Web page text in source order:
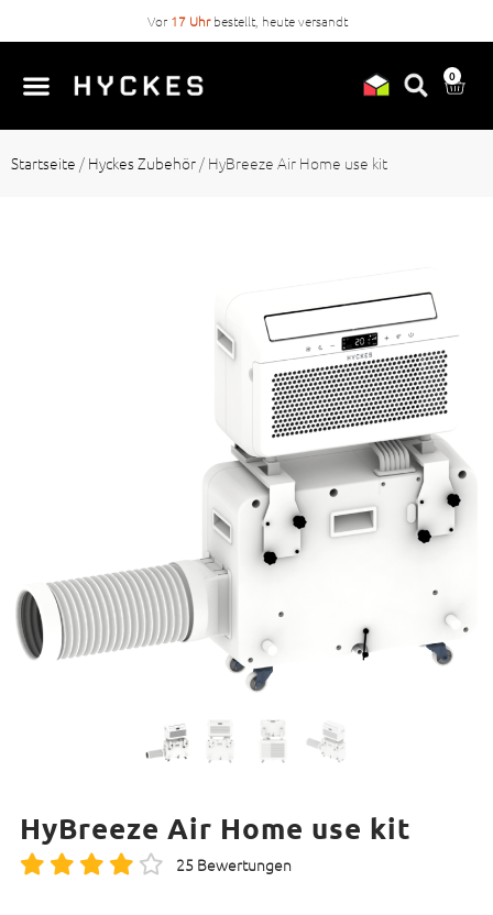
Vor 17 Uhrbestellt, heute versandt
0
Startseite / Hyckes Zubehör / HyBreeze Air Home use kit
HyBreeze Air Home use kit
25 Bewertungen